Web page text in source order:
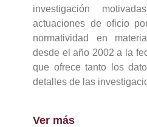
investigación
actuaciones de oficio
normatividad en
desde el año 2002 a la
que ofrece tanto los
detalles de las
Ver más